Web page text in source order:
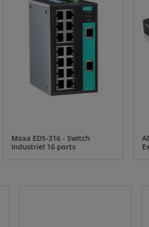
Moxa EDS-316 - Switch
industriel 16 ports